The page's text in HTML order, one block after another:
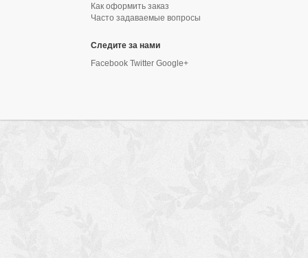
Как оформить заказ
Часто задаваемые вопросы
Следите за нами
Facebook Twitter Google+